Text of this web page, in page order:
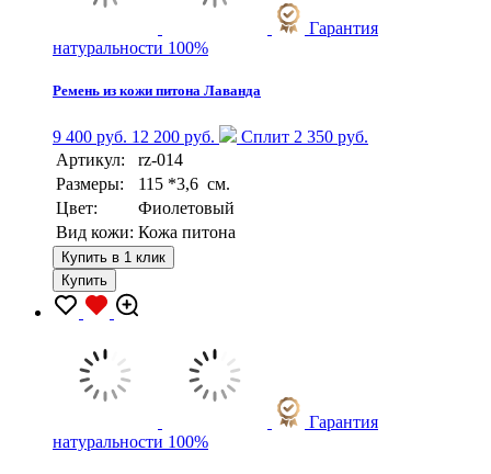
Гарантия
натуральности 100%
Ремень из кожи питона Лаванда
9 400 руб. 12 200 руб.
Сплит 2 350 руб.
Артикул:
rz-014
Размеры:
115 *3,6 см.
Цвет:
Фиолетовый
Вид кожи: Кожа питона
Купить в 1 клик
Купить
Гарантия
натуральности 100%